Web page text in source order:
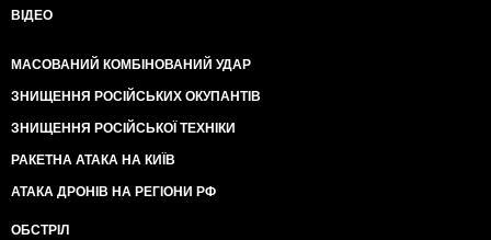
ВІДЕО
МАСОВАНИЙ КОМБІНОВАНИЙ УДАР
ЗНИЩЕННЯ РОСІЙСЬКИХ ОКУПАНТІВ
ЗНИЩЕННЯ РОСІЙСЬКОЇ ТЕХНІКИ
РАКЕТНА АТАКА НА КИЇВ
АТАКА ДРОНІВ НА РЕГІОНИ РФ
ОБСТРІЛ